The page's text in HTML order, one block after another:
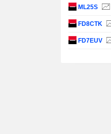
ML25S
FD8CTK
FD7EUV